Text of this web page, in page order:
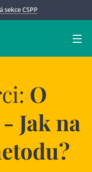
sekce CSPP
O
Jak na